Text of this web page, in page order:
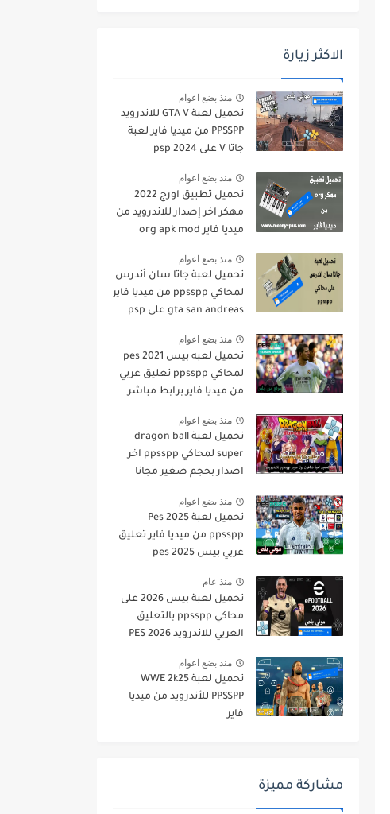
الاكثر زيارة
منذ بضع اعوام
تحميل لعبة GTA V للاندرويد
PPSSPP من ميديا فاير لعبة
جاتا V على psp 2024
منذ بضع اعوام
تحميل تطبيق اورج 2022
مهكر اخر إصدار للاندرويد من
ميديا فاير org apk mod
منذ بضع اعوام
تحميل لعبة جاتا سان أندرس
لمحاكي ppsspp من ميديا فاير
gta san andreas على psp
منذ بضع اعوام
تحميل لعبه بيس pes 2021
لمحاكي ppsspp تعليق عربي
من ميديا فاير برابط مباشر
ppsspp
منذ بضع اعوام
تحميل لعبة dragon ball
super لمحاكي ppsspp اخر
اصدار بحجم صغير مجانا
psp من ميديا فاير
منذ بضع اعوام
تحميل لعبة Pes 2025
ppsspp من ميديا فاير تعليق
عربي بيس pes 2025
منذ عام
تحميل لعبة بيس 2026 على
محاكي ppsspp بالتعليق
العربي للاندرويد PES 2026
صغير من ميديا فاير
منذ بضع اعوام
تحميل لعبة WWE 2k25
PPSSPP للأندرويد من ميديا
فاير
مشاركة مميزة